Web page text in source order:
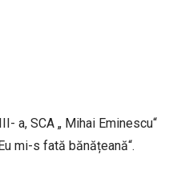
a, SCA „ Mihai Eminescu“
mi-s fată bănățeană“.